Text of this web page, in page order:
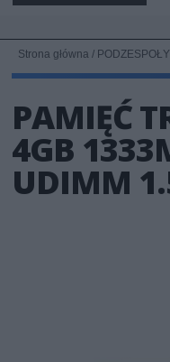
Strona główna / PODZESPOŁY
PAMIĘĆ
4GB
UDIMM